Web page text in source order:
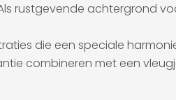
rustgevende achtergrond
die een speciale
combineren met een